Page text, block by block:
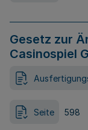
Gesetz zur
Casinospiel
Seite 598